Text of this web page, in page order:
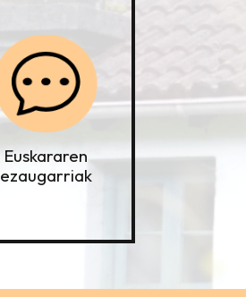
Euskararen
ezaugarriak